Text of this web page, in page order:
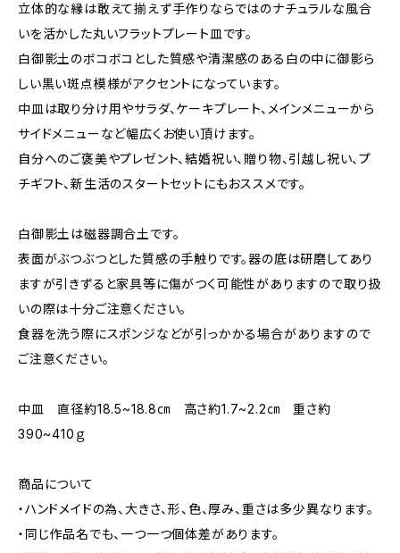
立体的な縁は敢えて揃えず手作りならではのナチュラルな風合
いを活かした丸いフラットプレート皿です。
白御影土のボコボコとした質感や清潔感のある白の中に御影ら
しい黒い斑点模様がアクセントになっています。
中皿は取り分け用やサラダ、ケーキプレート、メインメニューから
サイドメニューなど幅広くお使い頂けます。
自分へのご褒美やプレゼント、結婚祝い、贈り物、引越し祝い、プ
チギフト、新生活のスタートセットにもおススメです。
白御影土は磁器調合土です。
表面がぶつぶつとした質感の手触りです。器の底は研磨してあり
ますが引きずると家具等に傷がつく可能性がありますので取り扱
いの際は十分ご注意ください。
食器を洗う際にスポンジなどが引っかかる場合がありますので
ご注意ください。
中皿 直径約18.5~18.8㎝ 高さ約1.7~2.2㎝ 重さ約
390~410ｇ
商品について
・ハンドメイドの為、大きさ、形、色、厚み、重さは多少異なります。
・同じ作品名でも、一つ一つ個体差があります。